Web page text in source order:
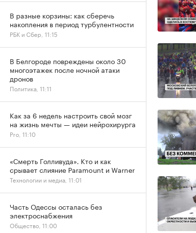
В разные корзины: как сберечь
накопления в период турбулентности
РБК и Сбер, 11:15
В Белгороде повреждены около 30
многоэтажек после ночной атаки
дронов
Политика, 11:11
Как за 6 недель настроить свой мозг
на жизнь мечты — идеи нейрохирурга
Pro, 11:10
«Смерть Голливуда». Кто и как
срывает слияние Paramount и Warner
Технологии и медиа, 11:01
Часть Одессы осталась без
электроснабжения
Общество, 11:00